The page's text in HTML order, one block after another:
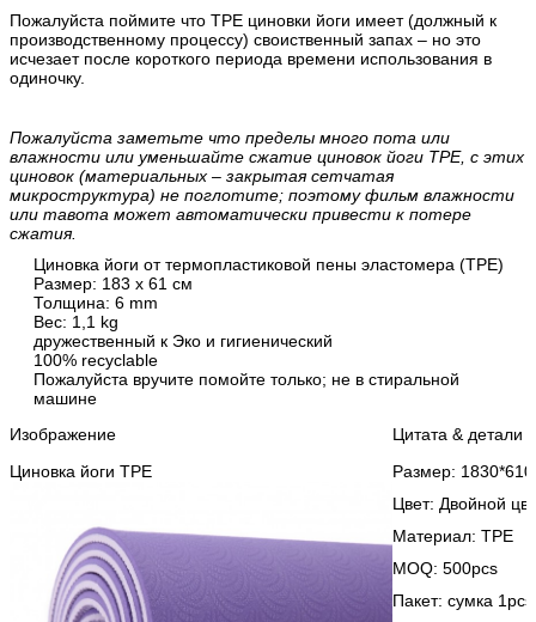
Пожалуйста поймите что TPE циновки йоги имеет (должный к
производственному процессу) своиственный запах – но это
исчезает после короткого периода времени использования в
одиночку.
Пожалуйста заметьте что пределы много пота или
влажности или уменьшайте сжатие циновок йоги TPE, с этих
циновок (материальных – закрытая сетчатая
микроструктура) не поглотите; поэтому фильм влажности
или тавота может автоматически привести к потере
сжатия.
Циновка йоги от термопластиковой пены эластомера (TPE)
Размер: 183 x 61 см
Толщина: 6 mm
Вес: 1,1 kg
дружественный к Эко и гигиенический
100% recyclable
Пожалуйста вручите помойте только; не в стиральной
машине
Изображение
Цитата & детали
Циновка йоги TPE
Размер:
Цвет: Двойной
Материал: TPE
MOQ: 500pcs
Пакет: сумка